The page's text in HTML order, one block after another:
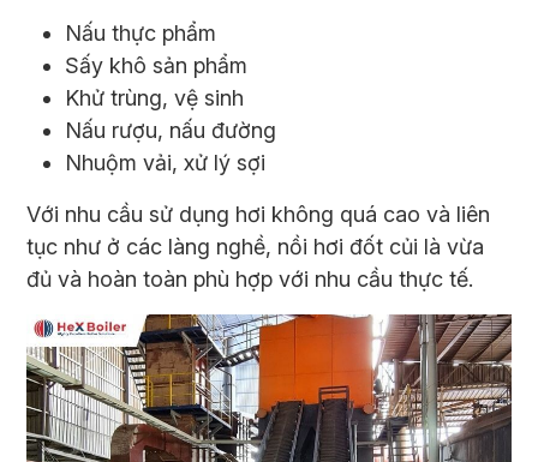
Nấu thực phẩm
Sấy khô sản phẩm
Khử trùng, vệ sinh
Nấu rượu, nấu đường
Nhuộm vải, xử lý sợi
Với nhu cầu sử dụng hơi không quá cao và liên
tục như ở các làng nghề, nồi hơi đốt củi là vừa
đủ và hoàn toàn phù hợp với nhu cầu thực tế.